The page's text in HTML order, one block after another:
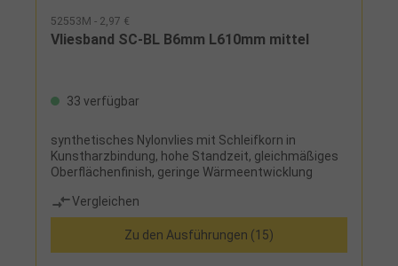
52553M - 2,97 €
Vliesband SC-BL B6mm L610mm mittel
33 verfügbar
synthetisches Nylonvlies mit Schleifkorn in
Kunstharzbindung, hohe Standzeit, gleichmäßiges
Oberflächenfinish, geringe Wärmeentwicklung
Vergleichen
Zu den Ausführungen (15)